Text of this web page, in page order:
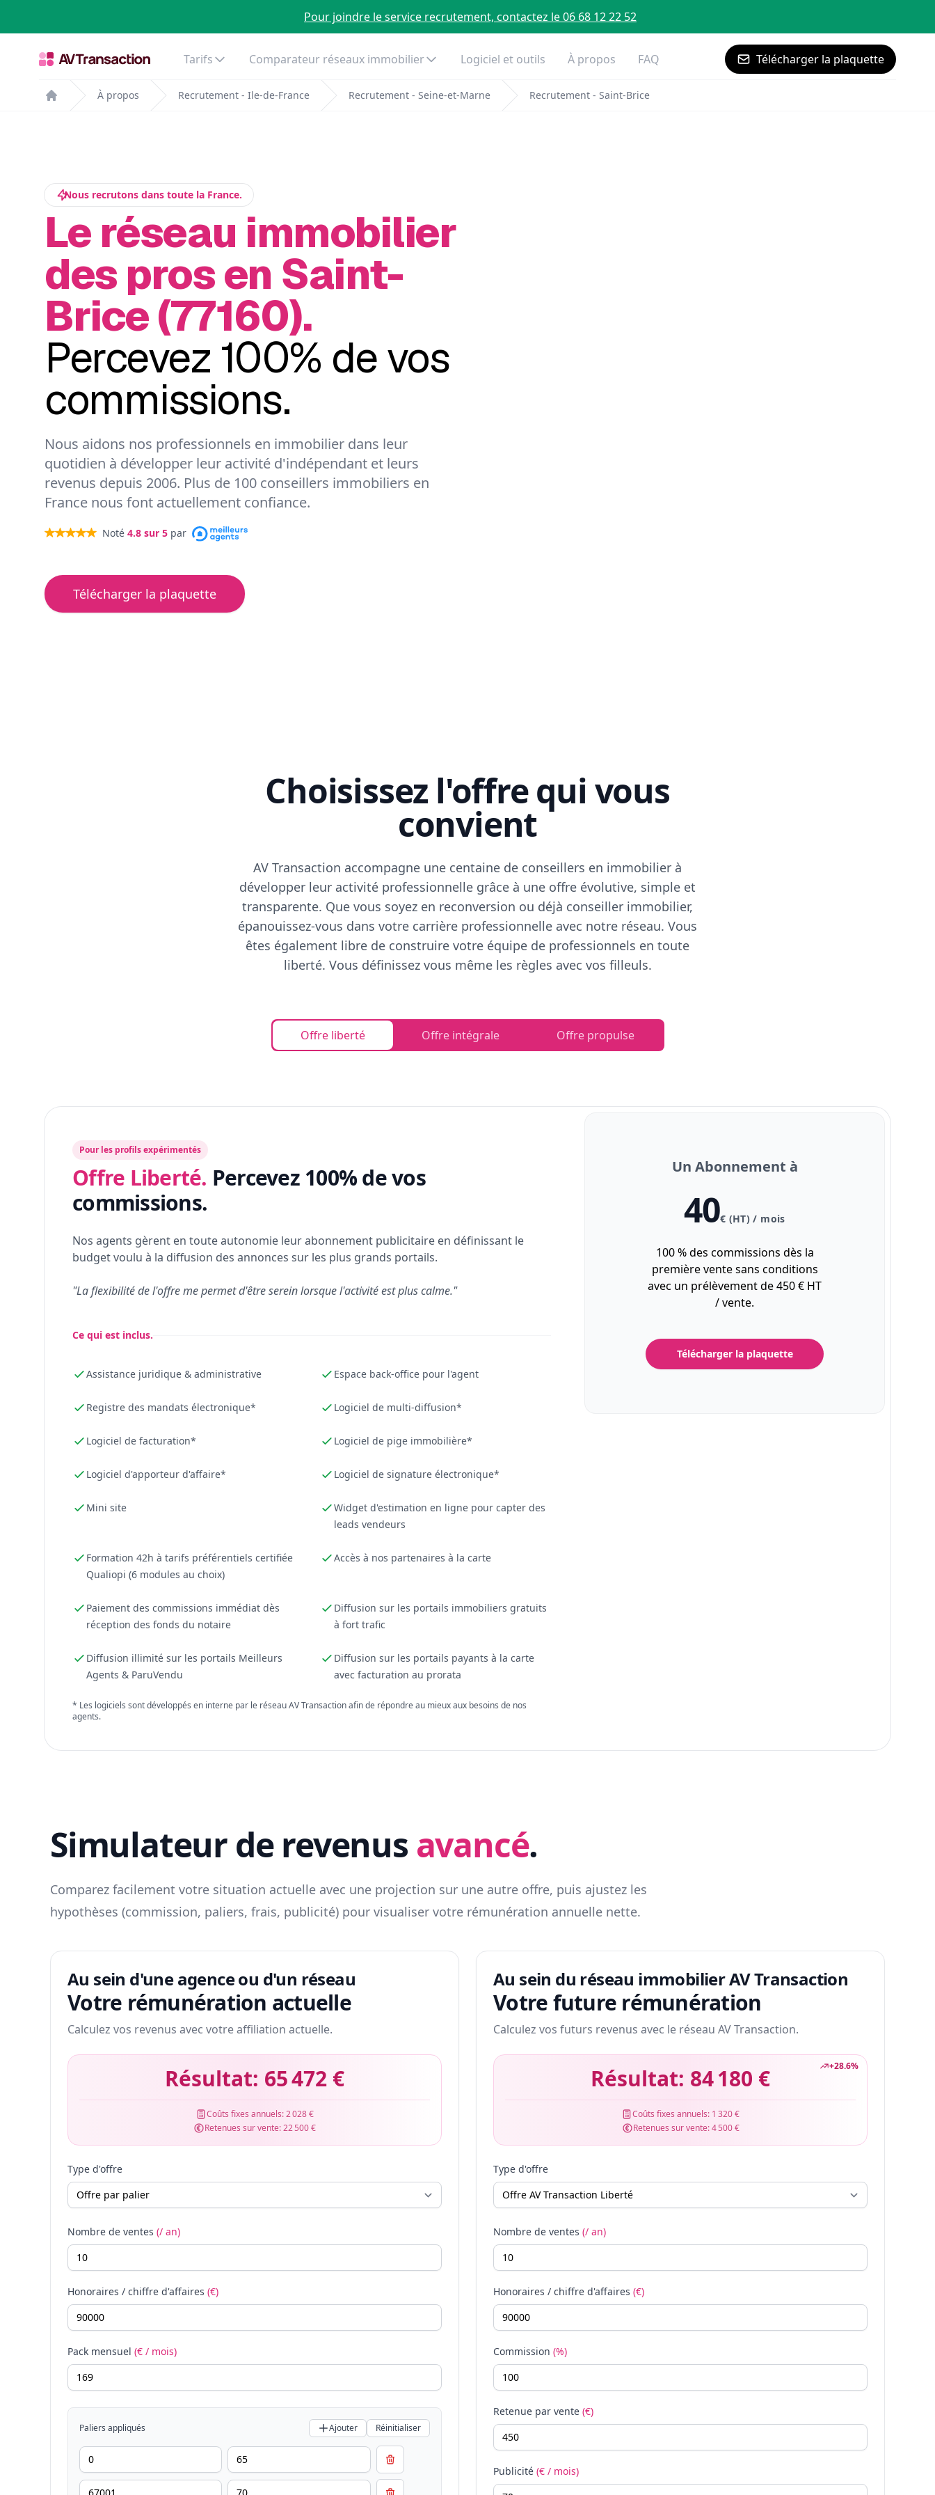
Pour joindre le service recrutement, contactez le 06 68 12 22 52
Tarifs Comparateur réseaux immobilier Logiciel et outils À propos FAQ Télécharger la plaquette
Home
À propos Recrutement - Ile-de-France Recrutement - Seine-et-Marne Recrutement - Saint-Brice
Nous recrutons dans toute la France.
Le réseau immobilier
des pros en Saint-
Brice (77160).
Percevez 100% de vos
commissions.
Nous aidons nos professionnels en immobilier dans leur
quotidien à développer leur activité d'indépendant et leurs
revenus depuis 2006. Plus de 100 conseillers immobiliers en
France nous font actuellement confiance.
Noté 4.8 sur 5 par
Télécharger la plaquette
Choisissez l'offre qui vous
convient
AV Transaction accompagne une centaine de conseillers en immobilier à
développer leur activité professionnelle grâce à une offre évolutive, simple et
transparente. Que vous soyez en reconversion ou déjà conseiller immobilier,
épanouissez-vous dans votre carrière professionnelle avec notre réseau. Vous
êtes également libre de construire votre équipe de professionnels en toute
liberté. Vous définissez vous même les règles avec vos filleuls.
Offre liberté Offre intégrale Offre propulse
Pour les profils expérimentés
Offre Liberté. Percevez 100% de vos
commissions.
Nos agents gèrent en toute autonomie leur abonnement publicitaire en définissant le
budget voulu à la diffusion des annonces sur les plus grands portails.
"La flexibilité de l'offre me permet d'être serein lorsque l'activité est plus calme."
Ce qui est inclus.
Assistance juridique & administrative Espace back-office pour l'agent
Registre des mandats électronique* Logiciel de multi-diffusion*
Logiciel de facturation* Logiciel de pige immobilière*
Logiciel d'apporteur d'affaire* Logiciel de signature électronique*
Mini site
Widget d'estimation en ligne pour capter des
leads vendeurs
Formation 42h à tarifs préférentiels certifiée
Qualiopi (6 modules au choix)
Accès à nos partenaires à la carte
Paiement des commissions immédiat dès
réception des fonds du notaire
Diffusion sur les portails immobiliers gratuits
à fort trafic
Diffusion illimité sur les portails Meilleurs
Agents & ParuVendu
Diffusion sur les portails payants à la carte
avec facturation au prorata
* Les logiciels sont développés en interne par le réseau AV Transaction afin de répondre au mieux aux besoins de nos
agents.
Un Abonnement à
40€ (HT) / mois
100 % des commissions dès la
première vente sans conditions
avec un prélèvement de 450 € HT
/ vente.
Télécharger la plaquette
Simulateur de revenus avancé.
Comparez facilement votre situation actuelle avec une projection sur une autre offre, puis ajustez les
hypothèses (commission, paliers, frais, publicité) pour visualiser votre rémunération annuelle nette.
Au sein d'une agence ou d'un réseau
Votre rémunération actuelle
Calculez vos revenus avec votre affiliation actuelle.
Résultat: 65 472 €
Coûts fixes annuels:2 028 €
Retenues sur vente:22 500 €
Type d'offre
Nombre de ventes (/ an)
Honoraires / chiffre d'affaires (€)
Pack mensuel (€ / mois)
Paliers appliqués Ajouter Réinitialiser
Au sein du réseau immobilier AV Transaction
Votre future rémunération
Calculez vos futurs revenus avec le réseau AV Transaction.
+28.6%
Résultat: 84 180 €
Coûts fixes annuels: 1 320 €
Retenues sur vente:4 500 €
Type d'offre
Nombre de ventes (/ an)
Honoraires / chiffre d'affaires (€)
Commission (%)
Retenue par vente (€)
Publicité (€ / mois)